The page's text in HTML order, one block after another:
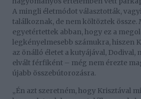
A mingli életmódot választották,
találkoznak, de nem költöztek össze.
egyetértettek abban, hogy ez a
legkényelmesebb számukra, hiszen
az önálló életet a kutyájával, Dodival,
elvált férfiként – még nem érezte
újabb összebútorozásra.
„Én azt szeretném, hogy Krisztával